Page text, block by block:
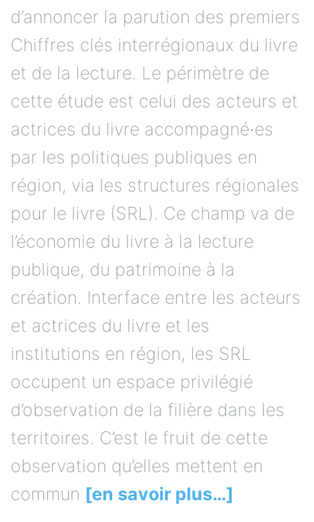
d’annoncer la parution des premiers
Chiffres clés interrégionaux du livre
et de la lecture. Le périmètre de
cette étude est celui des acteurs et
actrices du livre accompagné∙es
par les politiques publiques en
région, via les structures régionales
pour le livre (SRL). Ce champ va de
l’économie du livre à la lecture
publique, du patrimoine à la
création. Interface entre les acteurs
et actrices du livre et les
institutions en région, les SRL
occupent un espace privilégié
d’observation de la filière dans les
territoires. C’est le fruit de cette
observation qu’elles mettent en
commun [en savoir plus…]